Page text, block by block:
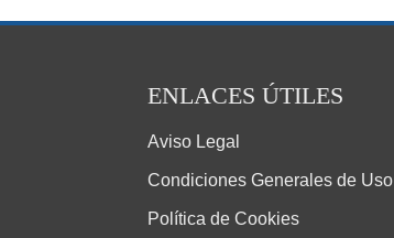
ENLACES ÚTILES
Aviso Legal
Condiciones Generales de Uso
Política de Cookies